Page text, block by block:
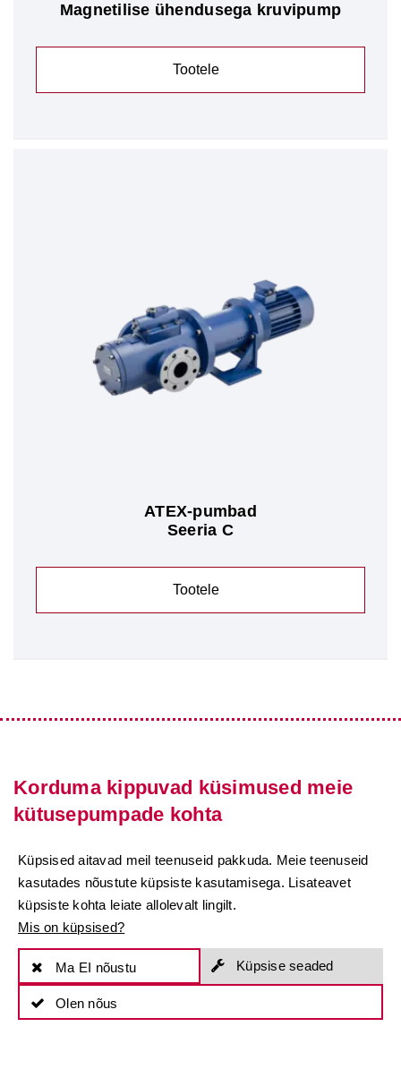
Magnetilise ühendusega kruvipump
Tootele
ATEX-pumbad
Seeria C
Tootele
Korduma kippuvad küsimused meie
kütusepumpade kohta
Kuidas töötavad
kütusepumbad?
Kütusepumbad transpordivad kütust
usaldusväärselt paagist mootorisse.
Kütusepumpade tootjana loodame
Küpsised aitavad meil teenuseid pakkuda. Meie teenuseid
kasutades nõustute küpsiste kasutamisega. Lisateavet
küpsiste kohta leiate allolevalt lingilt.
Mis on küpsised?
Ma EI nõustu Küpsise seaded
Olen nõus